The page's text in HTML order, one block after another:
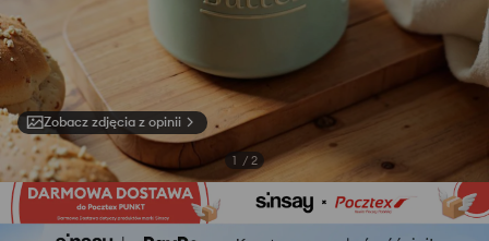
Zobacz zdjęcia z opinii
1 / 2